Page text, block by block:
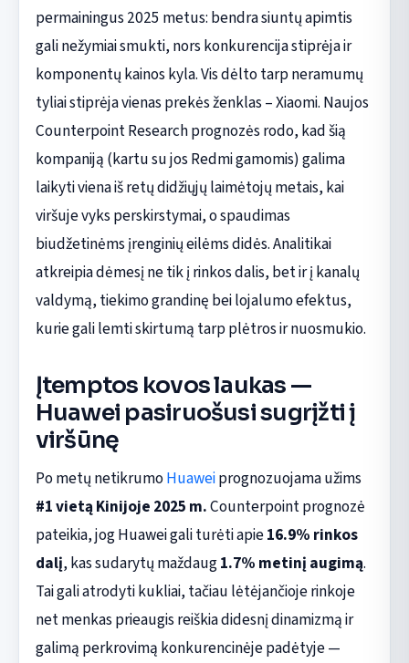
permainingus 2025 metus: bendra siuntų apimtis
gali nežymiai smukti, nors konkurencija stiprėja ir
komponentų kainos kyla. Vis dėlto tarp neramumų
tyliai stiprėja vienas prekės ženklas – Xiaomi. Naujos
Counterpoint Research prognozės rodo, kad šią
kompaniją (kartu su jos Redmi gamomis) galima
laikyti viena iš retų didžiųjų laimėtojų metais, kai
viršuje vyks perskirstymai, o spaudimas
biudžetinėms įrenginių eilėms didės. Analitikai
atkreipia dėmesį ne tik į rinkos dalis, bet ir į kanalų
valdymą, tiekimo grandinę bei lojalumo efektus,
kurie gali lemti skirtumą tarp plėtros ir nuosmukio.
Įtemptos kovos laukas —
Huawei pasiruošusi sugrįžti į
viršūnę
Po metų netikrumoHuaweiprognozuojama užims
#1 vietą Kinijoje 2025 m.Counterpoint prognozė
pateikia, jog Huawei gali turėti apie16.9% rinkos
dalį, kas sudarytų maždaug1.7% metinį augimą.
Tai gali atrodyti kukliai, tačiau lėtėjančioje rinkoje
net menkas prieaugis reiškia didesnį dinamizmą ir
galimą perkrovimą konkurencinėje padėtyje —